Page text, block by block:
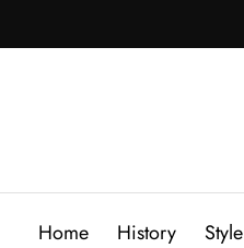
Home History Style